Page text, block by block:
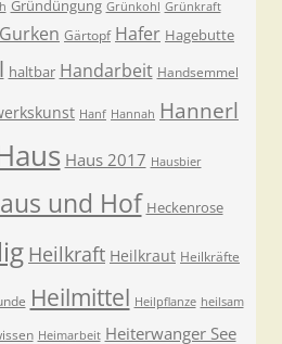
Gründüngung Grünkohl Grünkraft
Gurken Gärtopf Hafer Hagebutte
haltbar Handarbeit Handsemmel
Hanf Hannah Hannerl
Haus 2017 Hausbier
und Hof Heckenrose
Heilkraft Heilkraut Heilkräfte
Heilmittel Heilpflanze heilsam
Heimarbeit Heiterwanger See